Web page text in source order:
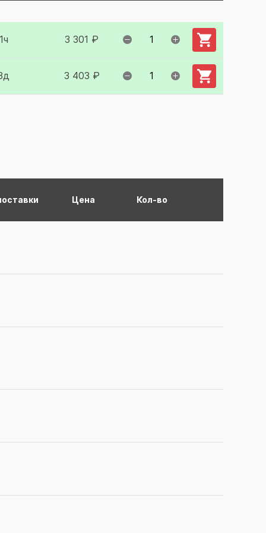
1ч 3 301 ₽
3 403 ₽
Цена Кол-во